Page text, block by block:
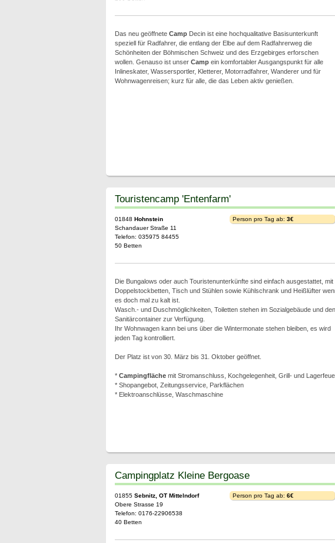
Das neu geöffnete CampDecin ist eine hochqualitative Basisunterkunft
speziell für Radfahrer, die entlang der Elbe auf dem Radfahrerweg die
Schönheiten der Böhmischen Schweiz und des Erzgebirges erforschen
wollen. Genauso ist unser Campein komfortabler Ausgangspunkt für alle
Inlineskater, Wassersportler, Kletterer, Motorradfahrer, Wanderer und für
Wohnwagenreisen; kurz für alle, die das Leben aktiv genießen.
Touristencamp 'Entenfarm'
01848 Hohnstein
Schandauer Straße 11
Telefon: 035975 84455
50 Betten
Person pro Tag ab: 3€
Die Bungalows oder auch Touristenunterkünfte sind einfach ausgestattet, mit
Doppelstockbetten, Tisch und Stühlen sowie Kühlschrank und Heißlüfter
es doch mal zu kalt ist.
Wasch.- und Duschmöglichkeiten, Toiletten stehen im Sozialgebäude und den
Sanitärcontainer zur Verfügung.
Ihr Wohnwagen kann bei uns über die Wintermonate stehen bleiben, es wird
jeden Tag kontrolliert.
Der Platz ist von 30. März bis 31. Oktober geöffnet.
* Campingflächemit Stromanschluss, Kochgelegenheit, Grill- und
* Shopangebot, Zeitungsservice, Parkflächen
* Elektroanschlüsse, Waschmaschine
Campingplatz Kleine Bergoase
01855 Sebnitz, OT Mittelndorf
Obere Strasse 19
Telefon: 0176-22906538
40 Betten
Person pro Tag ab: 6€